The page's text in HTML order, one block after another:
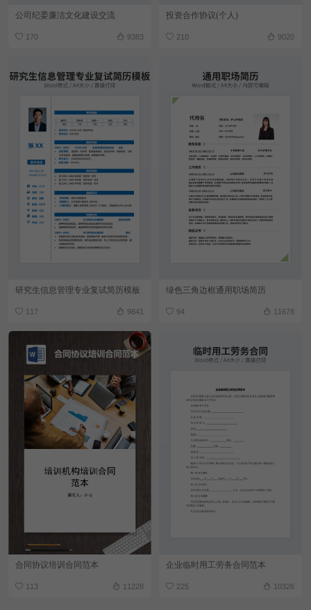
公司纪委廉洁文化建设交流
170 9383
投资合作协议(个人)
210 9020
研究生信息管理专业复试简历模板
117 9841
绿色三角边框通用职场简历
94 11678
合同协议培训合同范本
113 11228
企业临时用工劳务合同范本
225 10326